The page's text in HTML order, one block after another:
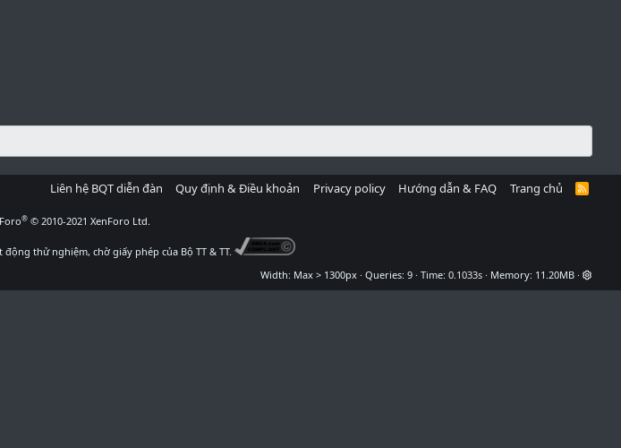
Liên hệ BQT diễn đàn Quy định & Điều khoản Privacy policy Hướng dẫn & FAQ Trang chủ
R
S
® © 2010-2021 XenForo Ltd.
thử nghiệm, chờ giấy phép của Bộ TT & TT.
Width
Queries 9 Time 0.1033s Memory 11.20MB